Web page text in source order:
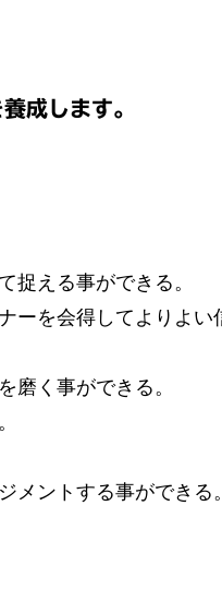
成します。
捉える事ができる。
ーを会得してよりよい
磨く事ができる。
メントする事ができる。